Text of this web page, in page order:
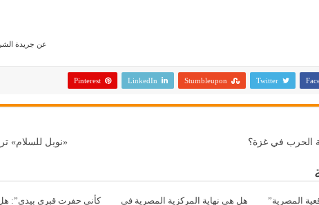
عن جريدة
Twitter
Stumbleupon
LinkedIn
Pinterest
الحرب في غزة؟ «نوبل للسلام»
المصرية” هل هي نهاية المركزية المصرية في كأني حفرت قبري بيدي”: هل